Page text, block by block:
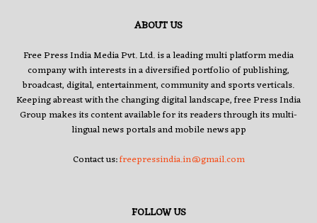
ABOUT US
Free Press India Media Pvt. Ltd. is a leading multi platform media
company with interests in a diversified portfolio of publishing,
broadcast, digital, entertainment, community and sports verticals.
Keeping abreast with the changing digital landscape, free Press India
Group makes its content available for its readers through its multi-
lingual news portals and mobile news app
Contact us:freepressindia.in@gmail.com
FOLLOW US